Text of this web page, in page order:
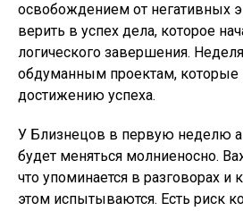
освобождением от негативных
верить в успех дела, которое
логического завершения.
обдуманным проектам, которые
достижению успеха.
У Близнецов в первую неделю
будет меняться молниеносно.
что упоминается в разговорах и
этом испытываются. Есть риск